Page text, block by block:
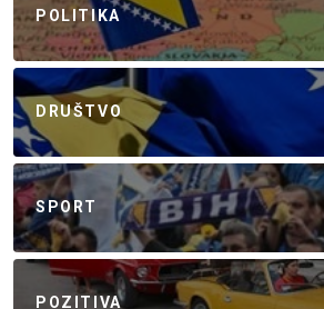
POLITIKA
DRUŠTVO
SPORT
POZITIVA